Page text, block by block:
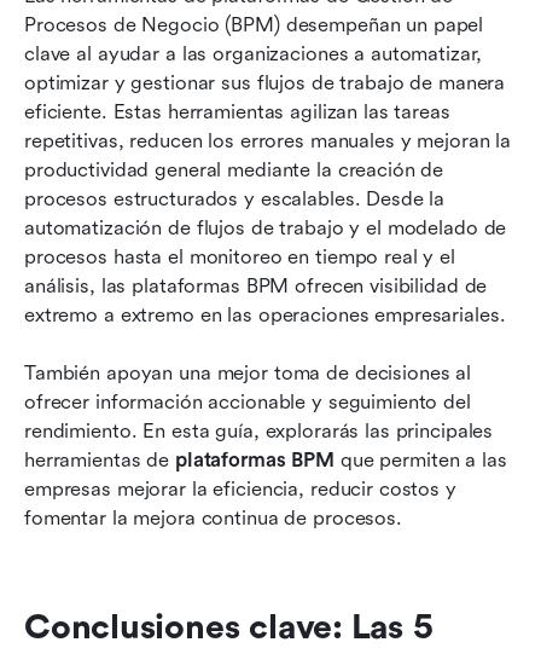
Procesos de Negocio (BPM) desempeñan un papel
clave al ayudar a las organizaciones a automatizar,
optimizar y gestionar sus flujos de trabajo de manera
eficiente. Estas herramientas agilizan las tareas
repetitivas, reducen los errores manuales y mejoran la
productividad general mediante la creación de
procesos estructurados y escalables. Desde la
automatización de flujos de trabajo y el modelado de
procesos hasta el monitoreo en tiempo real y el
análisis, las plataformas BPM ofrecen visibilidad de
extremo a extremo en las operaciones empresariales.
También apoyan una mejor toma de decisiones al
ofrecer información accionable y seguimiento del
rendimiento. En esta guía, explorarás las principales
herramientas de plataformas BPM que permiten a las
empresas mejorar la eficiencia, reducir costos y
fomentar la mejora continua de procesos.
Conclusiones clave: Las 5
Lista completa: Las 15 principales plataformas
que ofrecen capacidades de BPM
Cómo elegir la plataforma BPM adecuada para
las necesidades de tu negocio
Desafíos comunes en la adopción e
implementación de plataformas BPM
Conclusión
Preguntas frecuentes
Lectura relacionada